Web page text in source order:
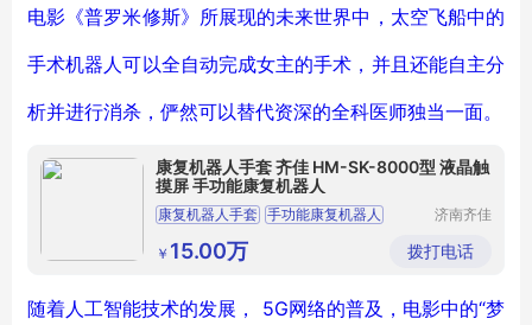
电影《普罗米修斯》所展现的未来世界中，太空飞船中的
手术机器人可以全自动完成女主的手术，并且还能自主分
析并进行消杀，俨然可以替代资深的全科医师独当一面。
康复机器人手套 齐佳 HM-SK-8000型 液晶触
摸屏 手功能康复机器人
康复机器人手套 手功能康复机器人
手功能康复训练器
手关节训练仪
济南齐佳
有限公司
￥ 15.00万 拨打电话
随着人工智能技术的发展， 5G网络的普及，电影中的“梦